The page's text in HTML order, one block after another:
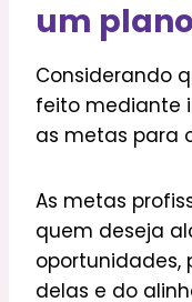
um
Considerando
feito mediante
as metas para
As metas
quem deseja
oportunidades,
delas e do